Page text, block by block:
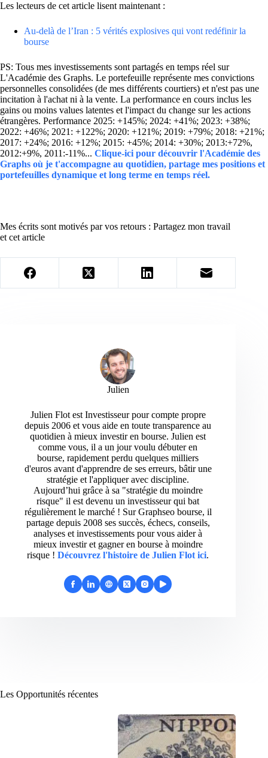
Les lecteurs de cet article lisent maintenant :
Au-delà de l’Iran : 5 vérités explosives qui vont redéfinir la
bourse
PS: Tous mes investissements sont partagés en temps réel sur
L'Académie des Graphs. Le portefeuille représente mes convictions
personnelles consolidées (de mes différents courtiers) et n'est pas une
incitation à l'achat ni à la vente. La performance en cours inclus les
gains ou moins values latentes et l'impact du change sur les actions
étrangères. Performance 2025: +145%; 2024: +41%; 2023: +38%;
2022: +46%; 2021: +122%; 2020: +121%; 2019: +79%; 2018: +21%;
2017: +24%; 2016: +12%; 2015: +45%; 2014: +30%; 2013:+72%,
2012:+9%, 2011:-11%... Clique-ici pour découvrir l'Académie des
Graphs où je t'accompagne au quotidien, partage mes positions et
portefeuilles dynamique et long terme en temps réel.
Mes écrits sont motivés par vos retours : Partagez mon travail
et cet article
Julien
Julien Flot est Investisseur pour compte propre
depuis 2006 et vous aide en toute transparence au
quotidien à mieux investir en bourse. Julien est
comme vous, il a un jour voulu débuter en
bourse, rapidement perdu quelques milliers
d'euros avant d'apprendre de ses erreurs, bâtir une
stratégie et l'appliquer avec discipline.
Aujourd’hui grâce à sa "stratégie du moindre
risque" il est devenu un investisseur qui bat
régulièrement le marché ! Sur Graphseo bourse, il
partage depuis 2008 ses succès, échecs, conseils,
analyses et investissements pour vous aider à
mieux investir et gagner en bourse à moindre
risque ! Découvrez l'histoire de Julien Flot ici.
Les Opportunités récentes